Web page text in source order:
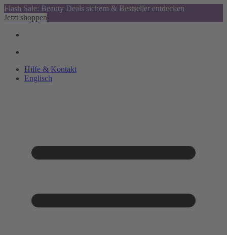
Flash Sale: Beauty Deals sichern & Bestseller entdecken
Jetzt shoppen
Hilfe & Kontakt
Englisch